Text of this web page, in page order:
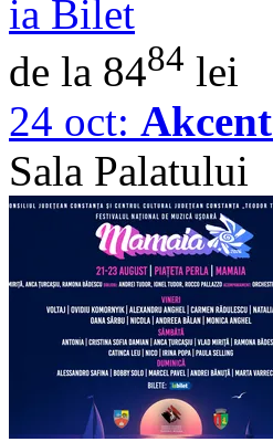
ia Bilet
de la 8484 lei
24 oct: Akcent
Sala Palatului